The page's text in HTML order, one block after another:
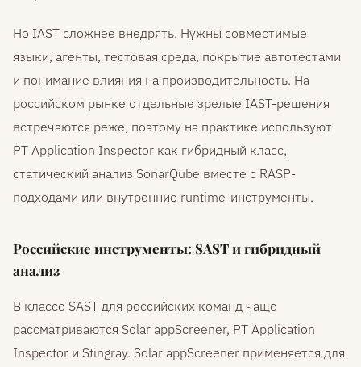
Но IAST сложнее внедрять. Нужны совместимые
языки, агенты, тестовая среда, покрытие автотестами
и понимание влияния на производительность. На
российском рынке отдельные зрелые IAST-решения
встречаются реже, поэтому на практике используют
PT Application Inspector как гибридный класс,
статический анализ SonarQube вместе с RASP-
подходами или внутренние runtime-инструменты.
Российские инструменты: SAST и гибридный
анализ
В классе SAST для российских команд чаще
рассматриваются Solar appScreener, PT Application
Inspector и Stingray. Solar appScreener применяется для